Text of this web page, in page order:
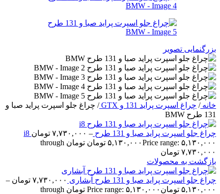
بزرگنمایی تصویر
خانه/ چراغ اسپرت پراید 131 و GTX / چراغ جلو اسپرت پراید صبا و
131 طرح BMW
چراغ جلو اسپرت پراید صبا و 131 طرح i8 ۷,۷۳۰,۰۰۰ تومان
–
۵,۱۳۰,۰۰۰ تومان
Price range: ۵,۱۳۰,۰۰۰ تومان through
۷,۷۳۰,۰۰۰ تومان
بازگشت به محصولات
چراغ جلو اسپرت پراید صبا و 131 طرح آبشاری ۷,۷۳۰,۰۰۰ تومان –
۵,۱۳۰,۰۰۰ تومان
Price range: ۵,۱۳۰,۰۰۰ تومان through